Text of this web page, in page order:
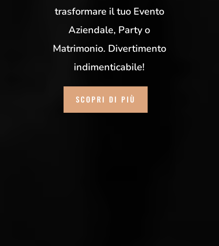
trasformare il tuo Evento
Aziendale, Party o
Matrimonio. Divertimento
indimenticabile!
SCOPRI DI PIÙ